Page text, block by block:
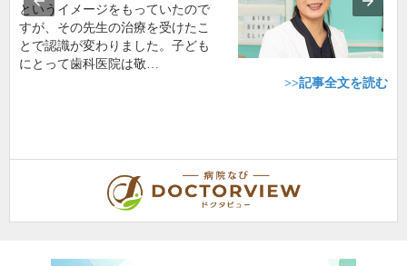
というイメージをもっていたので
すが、その先生の治療を受けたこ
とで認識が変わりました。子ども
にとって歯科医院は敬…
>>記事全文を読む